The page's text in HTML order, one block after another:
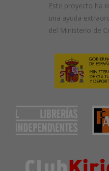
Este proyecto ha
una ayuda
del Ministerio de